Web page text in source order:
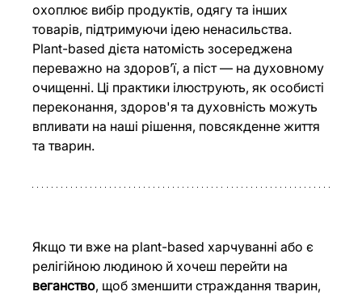
охоплює вибір продуктів, одягу та інших
товарів, підтримуючи ідею ненасильства.
Plant-based дієта натомість зосереджена
переважно на здоров’ї, а піст — на духовному
очищенні. Ці практики ілюструють, як особисті
переконання, здоров'я та духовність можуть
впливати на наші рішення, повсякденне життя
та тварин.
Якщо ти вже на plant-based харчуванні або є
релігійною людиною й хочеш перейти на
веганство, щоб зменшити страждання тварин,